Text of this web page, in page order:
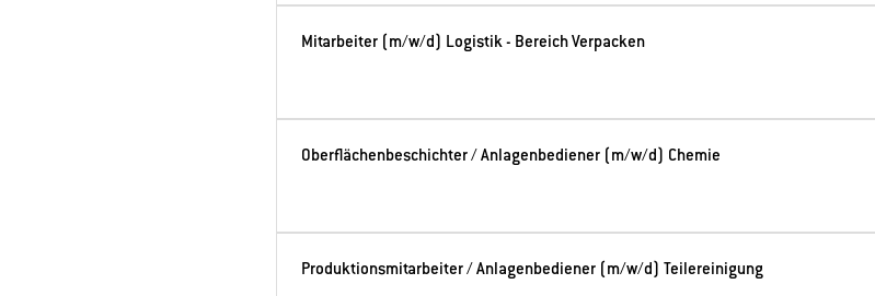
Mitarbeiter (m/w/d) Logistik - Bereich Verpacken
Oberflächenbeschichter / Anlagenbediener (m/w/d) Chemie
Produktionsmitarbeiter / Anlagenbediener (m/w/d) Teilereinigung